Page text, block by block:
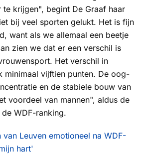
te krijgen", begint De Graaf haar
bij veel sporten gelukt. Het is fijn
want als we allemaal een beetje
zien we dat er een verschil is
Het verschil in
minimaal vijftien punten. De oog-
en de stabiele bouw van
voordeel van mannen", aldus de
WDF-ranking.
van Leuven emotioneel na WDF-
hart'